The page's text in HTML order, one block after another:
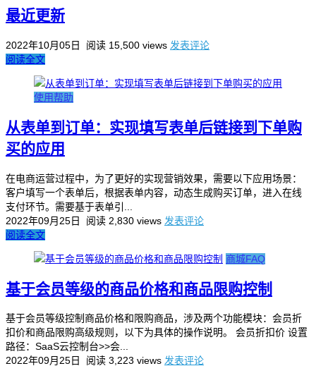
最近更新
2022年10月05日 阅读 15,500 views 发表评论
阅读全文
使用帮助
从表单到订单：实现填写表单后链接到下单购
买的应用
在电商运营过程中，为了更好的实现营销效果，需要以下应用场景：
客户填写一个表单后，根据表单内容，动态生成购买订单，进入在线
支付环节。需要基于表单引...
2022年09月25日
阅读 2,830 views 发表评论
阅读全文
商城FAQ
基于会员等级的商品价格和商品限购控制
基于会员等级控制商品价格和限购商品，涉及两个功能模块：会员折
扣价和商品限购高级规则，以下为具体的操作说明。 会员折扣价 设置
路径：SaaS云控制台>>会...
2022年09月25日
阅读 3,223 views 发表评论